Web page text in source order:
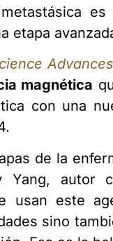
etapa
Advances
magnética
con una
de la
autor
usan este
sino